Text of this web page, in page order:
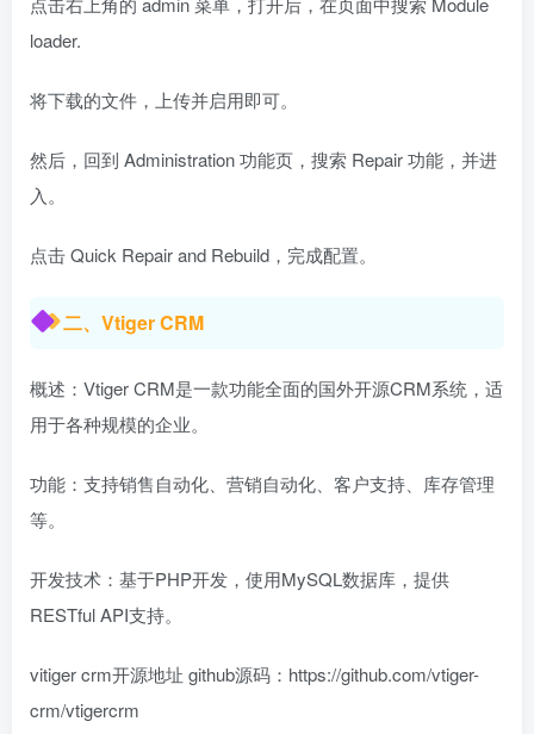
loader.
将下载的文件，上传并启用即可。
然后，回到 Administration 功能页，搜索 Repair 功能，并进
入。
点击 Quick Repair and Rebuild，完成配置。
二、Vtiger CRM
概述：Vtiger CRM是一款功能全面的国外开源CRM系统，适
用于各种规模的企业。
功能：支持销售自动化、营销自动化、客户支持、库存管理
等。
开发技术：基于PHP开发，使用MySQL数据库，提供
RESTful API支持。
vitiger crm开源地址 github源码：https://github.com/vtiger-
crm/vtigercrm